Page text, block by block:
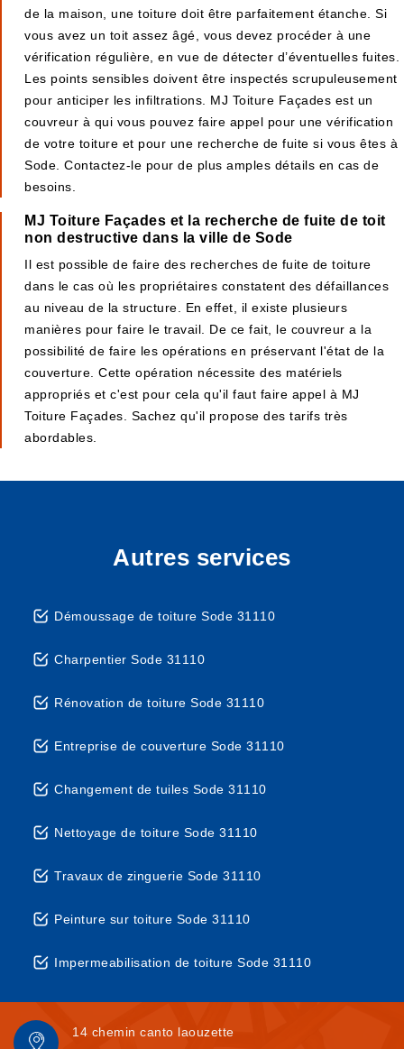
de la maison, une toiture doit être parfaitement étanche. Si
vous avez un toit assez âgé, vous devez procéder à une
vérification régulière, en vue de détecter d’éventuelles fuites.
Les points sensibles doivent être inspectés scrupuleusement
pour anticiper les infiltrations. MJ Toiture Façades est un
couvreur à qui vous pouvez faire appel pour une vérification
de votre toiture et pour une recherche de fuite si vous êtes à
Sode. Contactez-le pour de plus amples détails en cas de
besoins.
MJ Toiture Façades et la recherche de fuite de toit
non destructive dans la ville de Sode
Il est possible de faire des recherches de fuite de toiture
dans le cas où les propriétaires constatent des défaillances
au niveau de la structure. En effet, il existe plusieurs
manières pour faire le travail. De ce fait, le couvreur a la
possibilité de faire les opérations en préservant l'état de la
couverture. Cette opération nécessite des matériels
appropriés et c'est pour cela qu'il faut faire appel à MJ
Toiture Façades. Sachez qu'il propose des tarifs très
abordables.
Autres services
Démoussage de toiture Sode 31110
Charpentier Sode 31110
Rénovation de toiture Sode 31110
Entreprise de couverture Sode 31110
Changement de tuiles Sode 31110
Nettoyage de toiture Sode 31110
Travaux de zinguerie Sode 31110
Peinture sur toiture Sode 31110
Impermeabilisation de toiture Sode 31110
14 chemin canto laouzette